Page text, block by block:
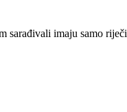
sarađivali imaju samo riječi